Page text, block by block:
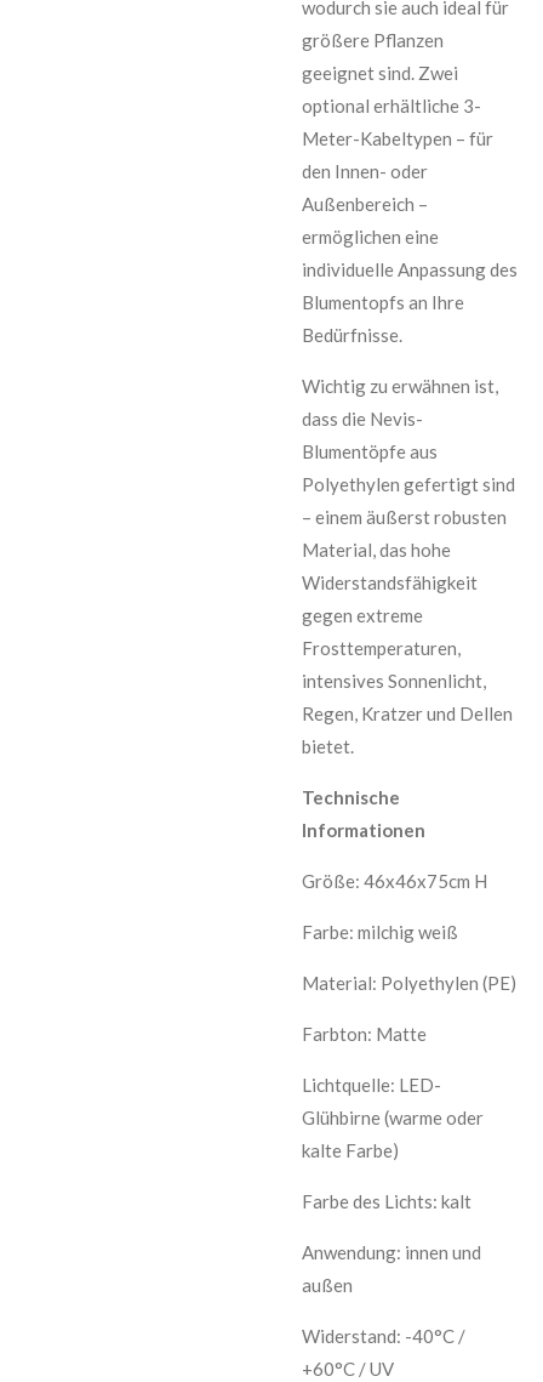
wodurch sie auch ideal für
größere Pflanzen
geeignet sind. Zwei
optional erhältliche 3-
Meter-Kabeltypen – für
den Innen- oder
Außenbereich –
ermöglichen eine
individuelle Anpassung des
Blumentopfs an Ihre
Bedürfnisse.
Wichtig zu erwähnen ist,
dass die Nevis-
Blumentöpfe aus
Polyethylen gefertigt sind
– einem äußerst robusten
Material, das hohe
Widerstandsfähigkeit
gegen extreme
Frosttemperaturen,
intensives Sonnenlicht,
Regen, Kratzer und Dellen
bietet.
Technische
Informationen
Größe: 46x46x75cm H
Farbe: milchig weiß
Material: Polyethylen (PE)
Farbton: Matte
Lichtquelle: LED-
Glühbirne (warme oder
kalte Farbe)
Farbe des Lichts: kalt
Anwendung: innen und
außen
Widerstand: -40°C /
+60°C / UV